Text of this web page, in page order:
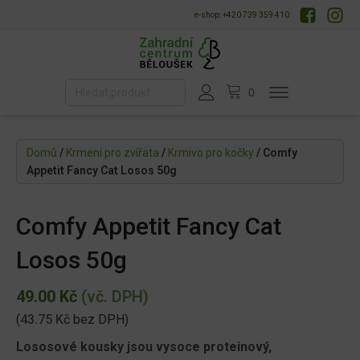
e-shop: +420 739 359 410
Domů / Krmení pro zvířata / Krmivo pro kočky / Comfy
Appetit Fancy Cat Losos 50g
Comfy Appetit Fancy Cat
Losos 50g
49.00 Kč (vč. DPH)
(43.75 Kč bez DPH)
Lososové kousky jsou vysoce proteinový,